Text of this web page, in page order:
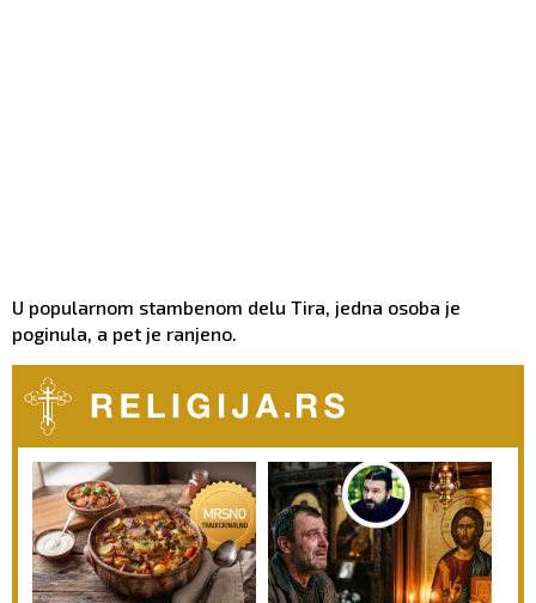
U popularnom stambenom delu Tira, jedna osoba je
poginula, a pet je ranjeno.